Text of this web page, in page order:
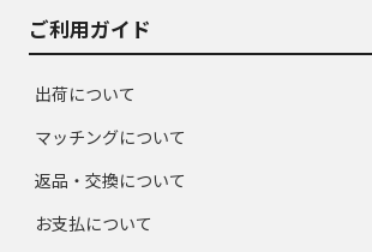
ご利用ガイド
出荷について
マッチングについて
返品・交換について
お支払について